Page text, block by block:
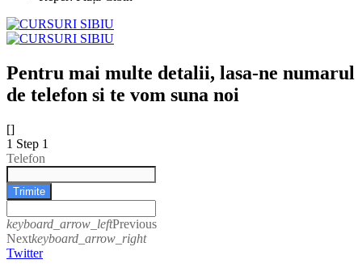
Pentru mai multe detalii, lasa-ne numarul
de telefon si te vom suna noi
[]
1 Step 1
Telefon
Trimite
keyboard_arrow_leftPrevious
Nextkeyboard_arrow_right
Twitter